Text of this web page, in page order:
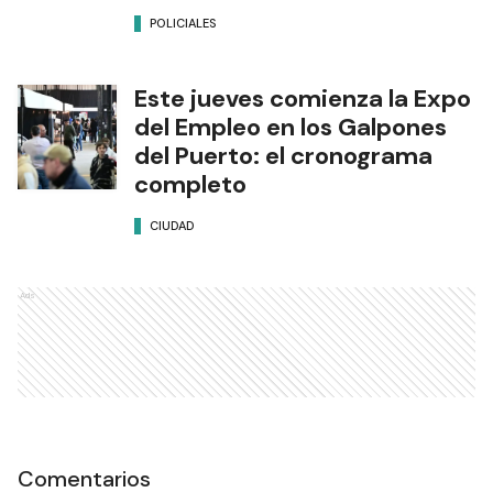
POLICIALES
Este jueves comienza la Expo
del Empleo en los Galpones
del Puerto: el cronograma
completo
CIUDAD
Ads
Comentarios